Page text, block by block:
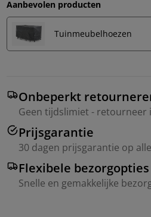
Aanbevolen producten
Tuinmeubelhoezen
Onbeperkt
Geen tijdslimiet - retourneer
Prijsgarantie
30 dagen prijsgarantie op
Flexibele bezorgopties
Snelle en gemakkelijke